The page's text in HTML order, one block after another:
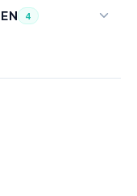
4